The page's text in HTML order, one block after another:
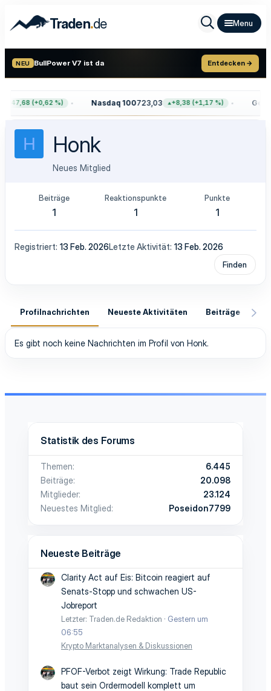
Traden.de
NEU BullPower V7 ist da Entdecken →
+47,68 (+0,62 %) Nasdaq 100723,03 +8,38 (+1,17 %) Gold
H Honk
Neues Mitglied
Beiträge
1
Reaktionspunkte
1
Punkte
1
Registriert 13 Feb. 2026Letzte Aktivität 13 Feb. 2026
Finden
Profilnachrichten Neueste Aktivitäten Beiträge
Es gibt noch keine Nachrichten im Profil von Honk.
Statistik des Forums
Themen
6.445
Beiträge
20.098
Mitglieder
23.124
Neuestes Mitglied
Poseidon7799
Neueste Beiträge
Clarity Act auf Eis: Bitcoin reagiert auf
Senats-Stopp und schwachen US-
Jobreport
Letzter: Traden.de Redaktion
Gestern um
06:55
Krypto Marktanalysen & Diskussionen
PFOF-Verbot zeigt Wirkung: Trade Republic
baut sein Ordermodell komplett um